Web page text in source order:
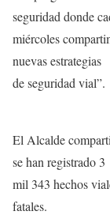
seguridad donde
miércoles
nuevas estrategias
de seguridad vial”.
El Alcalde
se han registrado 3
mil 343 hechos
fatales.